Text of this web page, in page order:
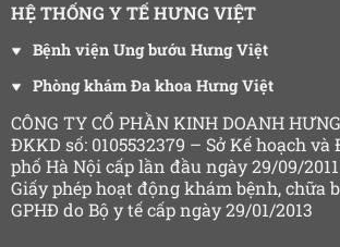
HỆ THỐNG Y TẾ HƯNG VIỆT
Bệnh viện Ung bướu Hưng Việt
Phòng khám Đa khoa Hưng Việt
CÔNG TY CỔ PHẦN KINH DOANH
ĐKKD số: 0105532379 – Sở Kế hoạch
phố Hà Nội cấp lần đầu ngày 29/09/2011
Giấy phép hoạt động khám bệnh, chữa
GPHĐ do Bộ y tế cấp ngày 29/01/2013